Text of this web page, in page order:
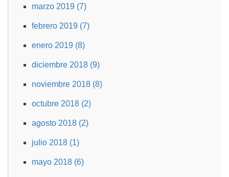
marzo 2019 (7)
febrero 2019 (7)
enero 2019 (8)
diciembre 2018 (9)
noviembre 2018 (8)
octubre 2018 (2)
agosto 2018 (2)
julio 2018 (1)
mayo 2018 (6)